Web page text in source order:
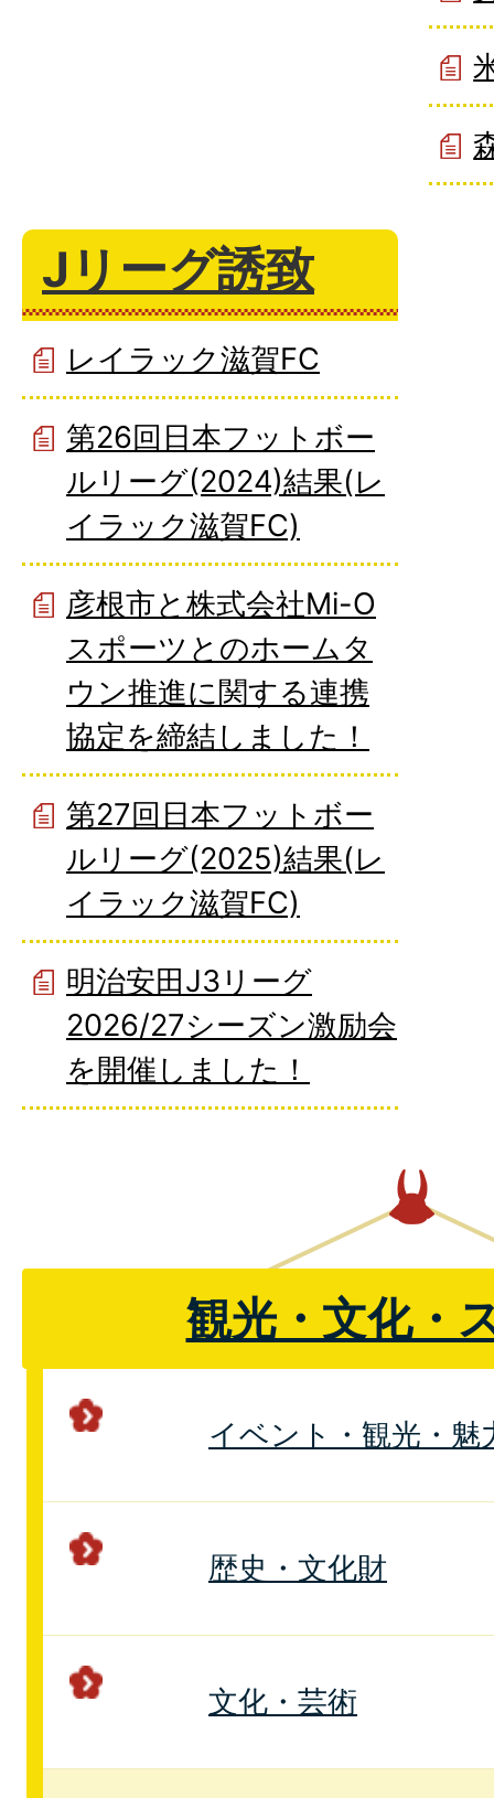
Jリーグ誘致
レイラック滋賀FC
第26回日本フットボー
ルリーグ(2024)結果(レ
イラック滋賀FC)
彦根市と株式会社Mi-O
スポーツとのホームタ
ウン推進に関する連携
協定を締結しました！
第27回日本フットボー
ルリーグ(2025)結果(レ
イラック滋賀FC)
明治安田J3リーグ
2026/27シーズン激励会
を開催しました！
観光・文化・
イベント・観光・魅
歴史・文化財
文化・芸術